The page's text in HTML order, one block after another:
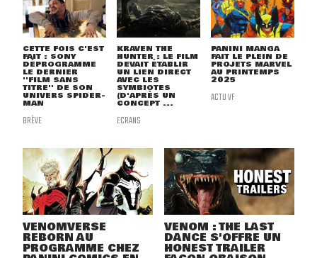
CETTE FOIS C'EST
FAIT : SONY
DÉPROGRAMME
LE DERNIER
''FILM SANS
TITRE'' DE SON
UNIVERS SPIDER-
MAN
BRÈVE
KRAVEN THE
HUNTER : LE FILM
DEVAIT ÉTABLIR
UN LIEN DIRECT
AVEC LES
SYMBIOTES
(D'APRÈS UN
CONCEPT ...
ECRANS
PANINI MANGA
FAIT LE PLEIN DE
PROJETS MARVEL
AU PRINTEMPS
2025
ACTU VF
VENOMVERSE
REBORN AU
PROGRAMME CHEZ
VENOM : THE LAST
DANCE S'OFFRE UN
HONEST TRAILER